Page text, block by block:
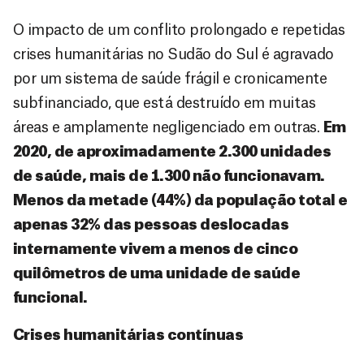
O impacto de um conflito prolongado e repetidas
crises humanitárias no Sudão do Sul é agravado
por um sistema de saúde frágil e cronicamente
subfinanciado, que está destruído em muitas
áreas e amplamente negligenciado em outras. Em
2020, de aproximadamente 2.300 unidades
de saúde, mais de 1.300 não funcionavam.
Menos da metade (44%) da população total e
apenas 32% das pessoas deslocadas
internamente vivem a menos de cinco
quilômetros de uma unidade de saúde
funcional.
Crises humanitárias contínuas